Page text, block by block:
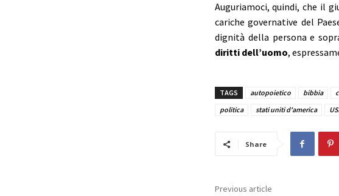
Auguriamoci, quindi, che il
cariche governative del
dignità della persona e
diritti dell’uomo,
TAGS autopoietico bibbia
politica
stati uniti d'america
Share
Previous article